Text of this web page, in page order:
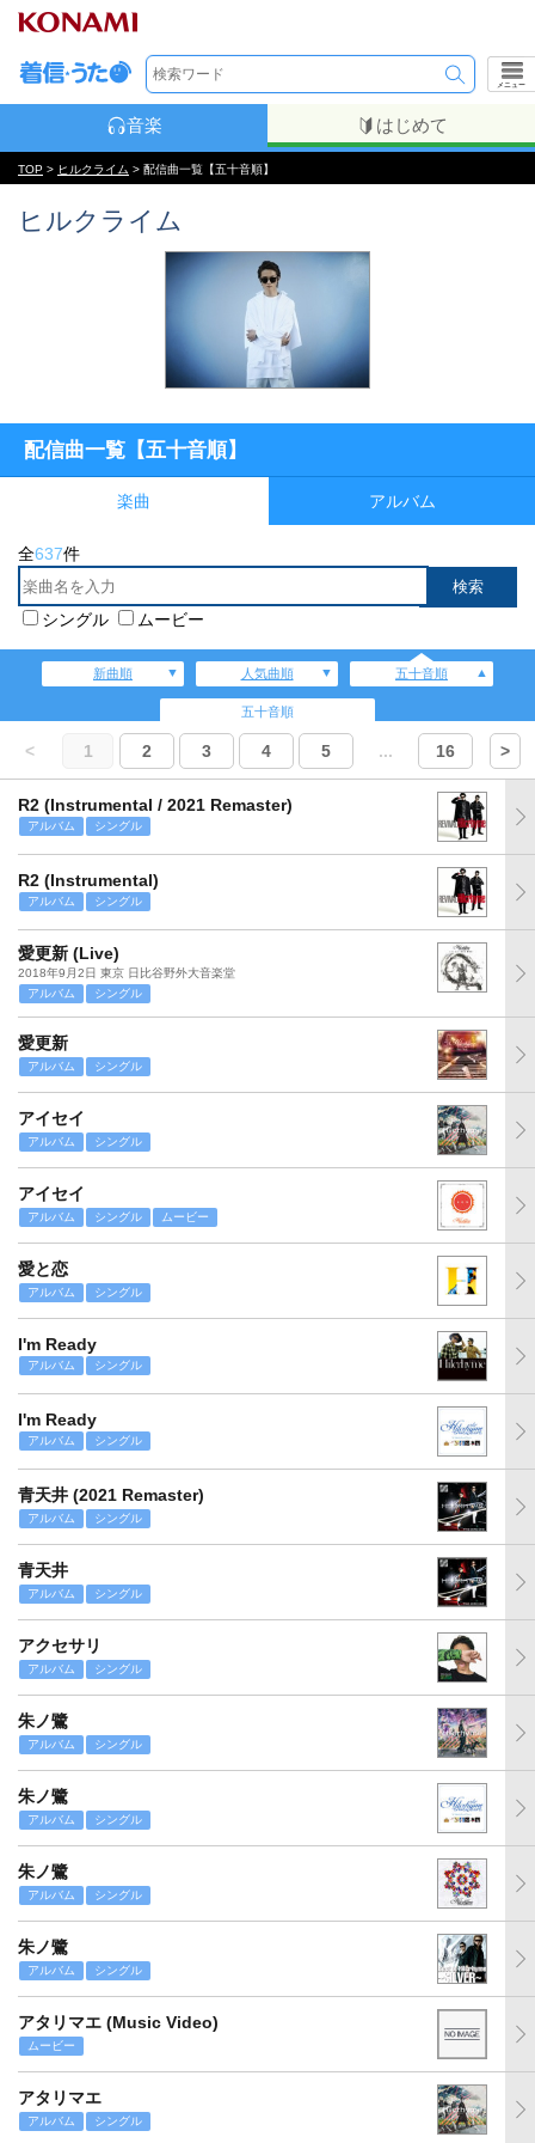
メニュー
音楽 はじめて
TOP > ヒルクライム > 配信曲一覧【五十音順】
ヒルクライム
配信曲一覧【五十音順】
楽曲 アルバム
全637件
シングル ムービー
新曲順 人気曲順 五十音順
五十音順
< 1 2 3 4 5 ... 16 >
R2 (Instrumental / 2021 Remaster)
アルバム シングル
R2 (Instrumental)
アルバム シングル
愛更新 (Live)
2018年9月2日 東京 日比谷野外大音楽堂
アルバム
シングル
愛更新
アルバム シングル
アイセイ
アルバム シングル
アイセイ
アルバム シングル ムービー
愛と恋
アルバム シングル
I'm Ready
アルバム シングル
I'm Ready
アルバム シングル
青天井 (2021 Remaster)
アルバム シングル
青天井
アルバム シングル
アクセサリ
アルバム シングル
朱ノ鷺
アルバム シングル
朱ノ鷺
アルバム シングル
朱ノ鷺
アルバム シングル
朱ノ鷺
アルバム シングル
アタリマエ (Music Video)
ムービー
アタリマエ
アルバム シングル